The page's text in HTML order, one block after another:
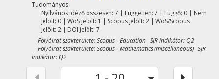
Tudományos
Nyilvános idéző összesen: 7 | Független: 7 | Függő: 0 | Nem
jelölt: 0 | WoS jelölt: 1 | Scopus jelölt: 2 | WoS/Scopus
jelölt: 2 | DOI jelölt: 7
Folyóirat szakterülete: Scopus - Education SJR indikátor: Q2
Folyóirat szakterülete: Scopus - Mathematics (miscellaneous) SJR
indikátor: Q2